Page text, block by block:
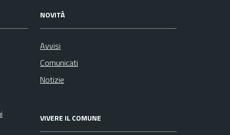
NOVITÀ
Avvisi
Comunicati
Notizie
VIVERE IL COMUNE